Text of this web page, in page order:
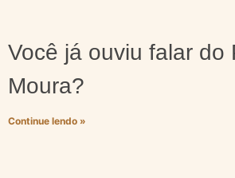
Você já ouviu falar do
Moura?
Continue lendo »